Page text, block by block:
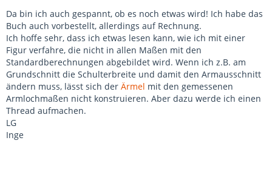
Da bin ich auch gespannt, ob es noch etwas wird! Ich habe das
Buch auch vorbestellt, allerdings auf Rechnung.
Ich hoffe sehr, dass ich etwas lesen kann, wie ich mit einer
Figur verfahre, die nicht in allen Maßen mit den
Standardberechnungen abgebildet wird. Wenn ich z.B. am
Grundschnitt die Schulterbreite und damit den Armausschnitt
ändern muss, lässt sich der Ärmel mit den gemessenen
Armlochmaßen nicht konstruieren. Aber dazu werde ich einen
Thread aufmachen.
LG
Inge